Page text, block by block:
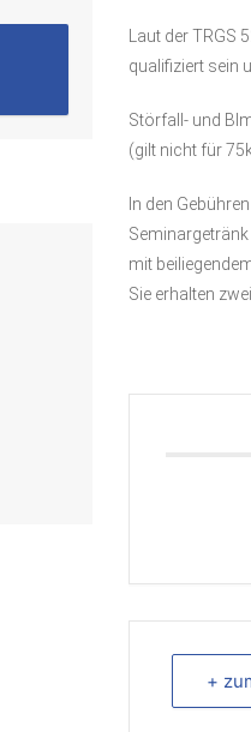
Laut der
qualifiziert sein
Störfall- und
(gilt nicht für
In den
mit
Sie erhalten
+